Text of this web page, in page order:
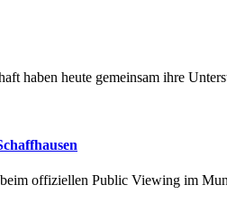
haben heute gemeinsam ihre
offiziellen Public Viewing im